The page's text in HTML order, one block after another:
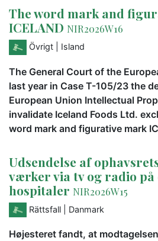
The word mark and
ICELAND NIR2026W16
Övrigt | Island
The General Court of the
last year in Case T-105/23 the
European Union Intellectual
invalidate Iceland Foods Ltd.
word mark and figurative mark
Udsendelse af
værker via tv og radio
hospitaler NIR2026W15
Rättsfall | Danmark
Højesteret fandt, at